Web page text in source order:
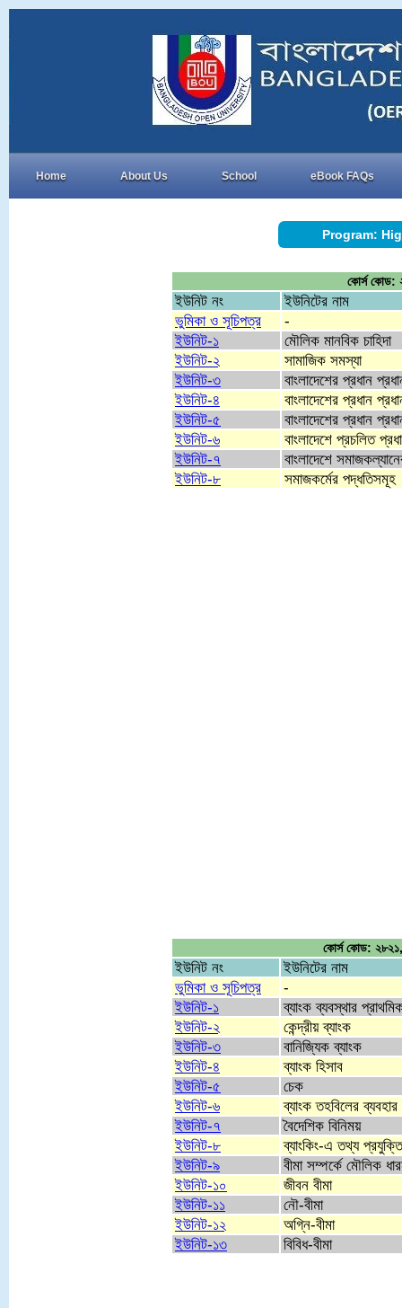
Home About Us School eBook FAQs
Program:
কোর্স কোড:
ইউনিট নং
ইউনিটের নাম
ভুমিকা ও সূচিপত্র
-
ইউনিট-১
মৌলিক মানবিক চাহিদা
ইউনিট-২
সামাজিক সমস্যা
ইউনিট-৩
বাংলাদেশের প্রধান
ইউনিট-৪
বাংলাদেশের প্রধান
ইউনিট-৫
বাংলাদেশের প্রধান
ইউনিট-৬
বাংলাদেশে প্রচলিত
ইউনিট-৭
বাংলাদেশে
ইউনিট-৮
সমাজকর্মের পদ্ধতিসমূহ
কোর্স কোড: ২৮২১,
ইউনিট নং
ইউনিটের নাম
ভুমিকা ও সূচিপত্র
-
ইউনিট-১
ব্যাংক ব্যবস্থার
ইউনিট-২
কেন্দ্রীয় ব্যাংক
ইউনিট-৩
বানিজ্যিক ব্যাংক
ইউনিট-৪
ব্যাংক হিসাব
ইউনিট-৫
চেক
ইউনিট-৬
ব্যাংক তহবিলের ব্যবহার
ইউনিট-৭
বৈদেশিক বিনিময়
ইউনিট-৮
ব্যাংকিং-এ তথ্য
ইউনিট-৯
বীমা সম্পর্কে মৌলিক
ইউনিট-১০
জীবন বীমা
ইউনিট-১১
নৌ-বীমা
ইউনিট-১২
অগ্নি-বীমা
ইউনিট-১৩
বিবিধ-বীমা